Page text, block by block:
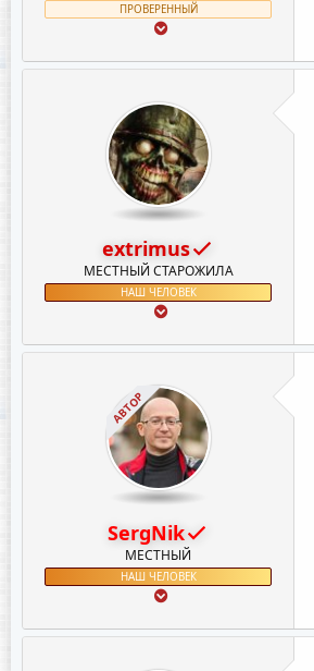
ПРОВЕРЕННЫЙ
extrimus
МЕСТНЫЙ СТАРОЖИЛА
НАШ ЧЕЛОВЕК
АВТОР
SergNik
МЕСТНЫЙ
НАШ ЧЕЛОВЕК